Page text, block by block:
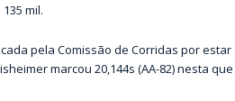
mil.
pela Comissão de Corridas por estar
marcou 20,144s (AA-82) nesta que